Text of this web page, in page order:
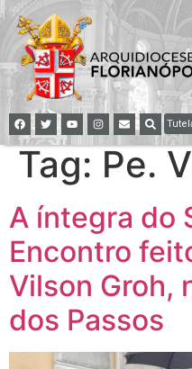
Tag: Pe.
A íntegra do
Encontro
Vilson Groh,
dos Passos